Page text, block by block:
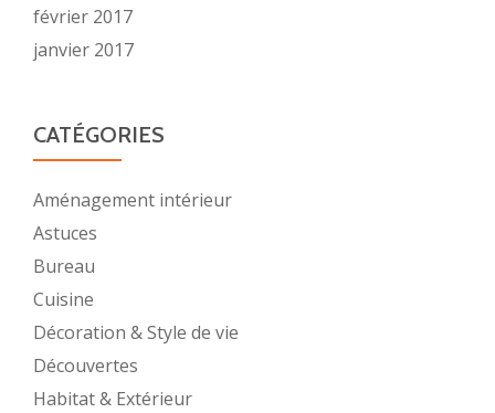
février 2017
janvier 2017
CATÉGORIES
Aménagement intérieur
Astuces
Bureau
Cuisine
Décoration & Style de vie
Découvertes
Habitat & Extérieur